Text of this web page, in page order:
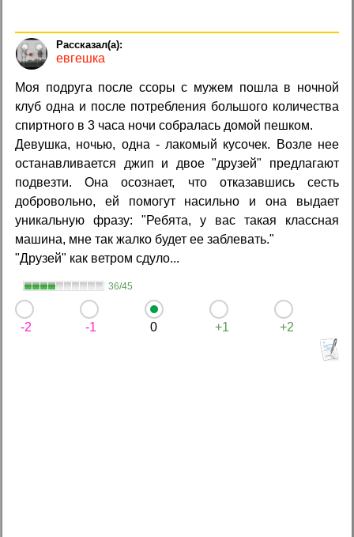
евгешка
Моя подруга после ссоры с мужем пошла в ночной
клуб одна и после потребления большого количества
спиртного в 3 часа ночи собралась домой пешком.
Девушка, ночью, одна - лакомый кусочек. Возле нее
останавливается джип и двое "друзей" предлагают
подвезти. Она осознает, что отказавшись сесть
добровольно, ей помогут насильно и она выдает
уникальную фразу: "Ребята, у вас такая классная
машина, мне так жалко будет ее заблевать."
"Друзей" как ветром сдуло...
36/45
-2 -1 0 +1 +2